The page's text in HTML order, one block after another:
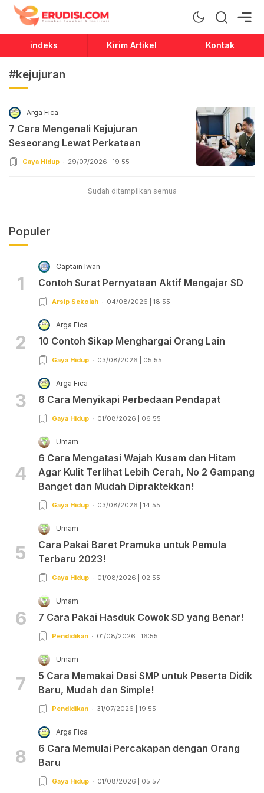
Erudisi
Temukan Jawaban dan Inspirasi
indeks Kirim Artikel Kontak
#kejujuran
Arga Fica
7 Cara Mengenali Kejujuran
Seseorang Lewat Perkataan
Gaya Hidup 29/07/2026 | 19:55
Sudah ditampilkan semua
Populer
1
Captain Iwan
Contoh Surat Pernyataan Aktif Mengajar SD
Arsip Sekolah 04/08/2026 | 18:55
2
Arga Fica
10 Contoh Sikap Menghargai Orang Lain
Gaya Hidup 03/08/2026 | 05:55
3
Arga Fica
6 Cara Menyikapi Perbedaan Pendapat
Gaya Hidup 01/08/2026 | 06:55
4
Umam
6 Cara Mengatasi Wajah Kusam dan Hitam
Agar Kulit Terlihat Lebih Cerah, No 2 Gampang
Banget dan Mudah Dipraktekkan!
Gaya Hidup 03/08/2026 | 14:55
5
Umam
Cara Pakai Baret Pramuka untuk Pemula
Terbaru 2023!
Gaya Hidup 01/08/2026 | 02:55
6
Umam
7 Cara Pakai Hasduk Cowok SD yang Benar!
Pendidikan 01/08/2026 | 16:55
7
Umam
5 Cara Memakai Dasi SMP untuk Peserta Didik
Baru, Mudah dan Simple!
Pendidikan 31/07/2026 | 19:55
8
Arga Fica
6 Cara Memulai Percakapan dengan Orang
Baru
Gaya Hidup 01/08/2026 | 05:57